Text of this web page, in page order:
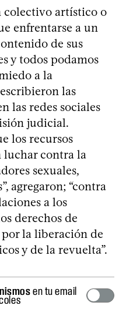
colectivo artístico o
enfrentarse a un
de sus
y todos podamos
a la
las
las redes sociales
judicial.
los recursos
luchar contra la
sexuales,
agregaron; “contra
a los
derechos de
la liberación de
y de la revuelta”.
en tu email